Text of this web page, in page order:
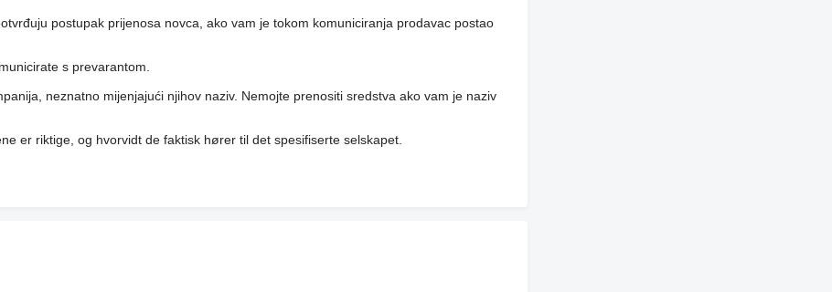
postupak prijenosa novca, ako vam je tokom komuniciranja prodavac postao
s prevarantom.
neznatno mijenjajući njihov naziv. Nemojte prenositi sredstva ako vam je naziv
er riktige, og hvorvidt de faktisk hører til det spesifiserte selskapet.